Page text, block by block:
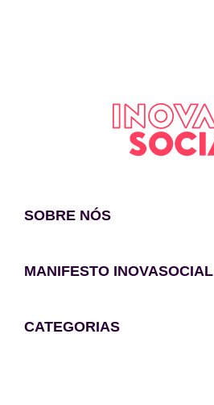
SOBRE NÓS
MANIFESTO INOVASOCIAL
CATEGORIAS